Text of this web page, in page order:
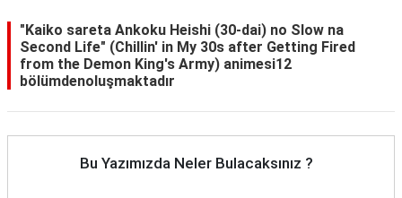
Hukuk
Blog
"Kaiko sareta Ankoku Heishi (30-dai) no Slow na
Second Life" (Chillin' in My 30s after Getting Fired
from the Demon King's Army) animesi12
bölümdenoluşmaktadır
Bu Yazımızda Neler Bulacaksınız ?